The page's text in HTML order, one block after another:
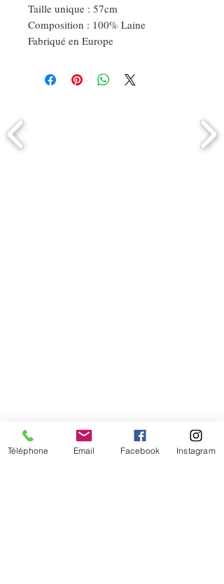
Taille unique : 57cm
Composition : 100% Laine
Fabriqué en Europe
Téléphone Email Facebook Instagram